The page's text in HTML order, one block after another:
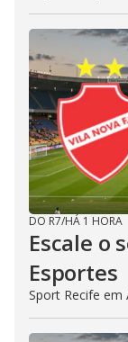
DO R7/HÁ 1 HORA
Escale o
Esportes
Sport Recife em